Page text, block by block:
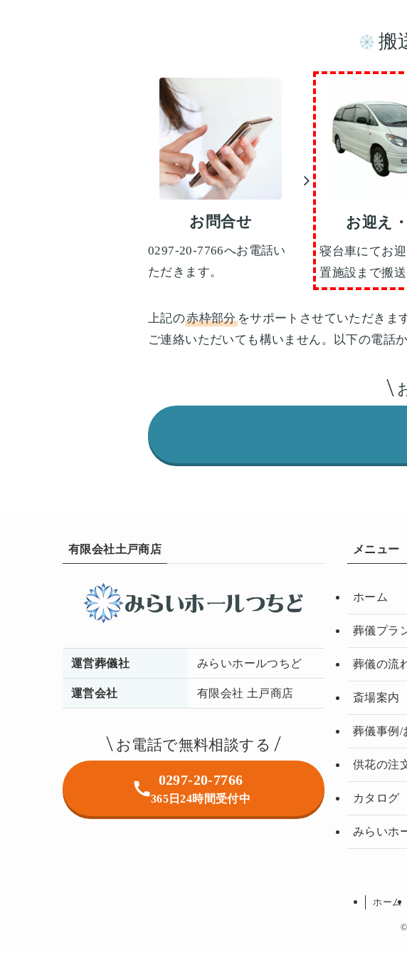
搬
お問合せ
0297-20-7766へお電話い
ただきます。
お迎え
寝台車にてお
置施設まで搬送
上記の赤枠部分をサポートさせていただきま
ご連絡いただいても構いません。以下の電話
有限会社土戸商店
運営葬儀社 みらいホールつちど
運営会社 有限会社 土戸商店
お電話で無料相談する
0297-20-7766
365日24時間受付中
メニュー
ホーム
葬儀プラ
葬儀の流
斎場案内
葬儀事例/
供花の注
カタログ
みらいホ
ホーム
©